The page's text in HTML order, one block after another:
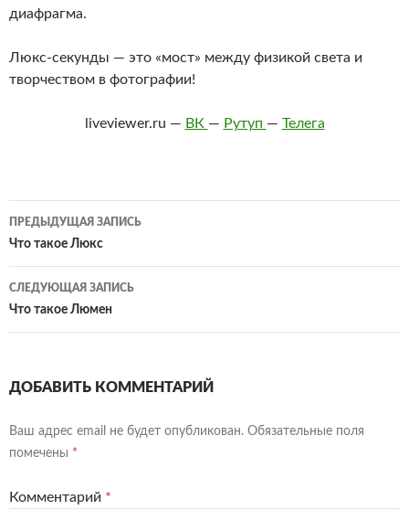
диафрагма.
Люкс-секунды — это «мост» между физикой света и
творчеством в фотографии!
liveviewer.ru — ВК — Рутуп — Телега
Навигация
по
записям
ПРЕДЫДУЩАЯ ЗАПИСЬ
Что такое Люкс
СЛЕДУЮЩАЯ ЗАПИСЬ
Что такое Люмен
ДОБАВИТЬ КОММЕНТАРИЙ
Ваш адрес email не будет опубликован. Обязательные поля
помечены *
Комментарий *